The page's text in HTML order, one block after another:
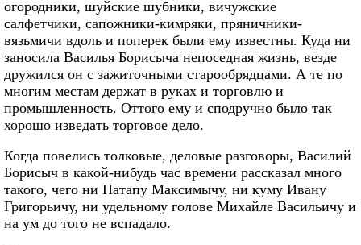
огородники, шуйские шубники, вичужские
салфетчики, сапожники-кимряки, пряничники-
вязьмичи вдоль и поперек были ему известны. Куда ни
заносила Василья Борисыча непоседная жизнь, везде
дружился он с зажиточными старообрядцами. А те по
многим местам держат в руках и торговлю и
промышленность. Оттого ему и сподручно было так
хорошо изведать торговое дело.
Когда повелись толковые, деловые разговоры, Василий
Борисыч в какой-нибудь час времени рассказал много
такого, чего ни Патапу Максимычу, ни куму Ивану
Григорьичу, ни удельному голове Михайле Васильичу и
на ум до того не вспадало.